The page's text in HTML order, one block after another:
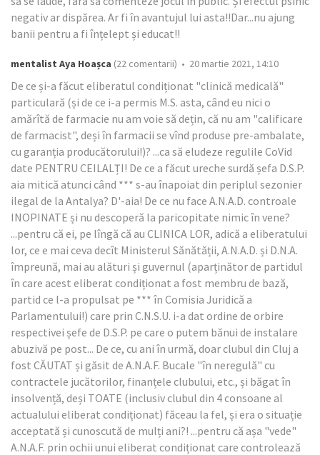
negativ ar dispărea. Ar fi în avantujul lui asta!!Dar...nu ajung
banii pentru a fi înțelept și educat!!
mentalist Aya Hoașca (22 comentarii) • 20 martie 2021, 14:10
De ce și-a făcut eliberatul condiționat "clinică medicală"
particulară (și de ce i-a permis M.S. asta, când eu nici o
amărîtă de farmacie nu am voie să dețin, că nu am "calificare
de farmacist", deși în farmacii se vînd produse pre-ambalate,
cu garanția producătorului!)? ...ca să eludeze regulile CoVid
date PENTRU CEILALȚI! De ce a făcut ureche surdă șefa D.S.P.
aia mitică atunci când *** s-au înapoiat din periplul sezonier
ilegal de la Antalya? D'-aia! De ce nu face A.N.A.D. controale
INOPINATE și nu descoperă la paricopitate nimic în vene?
...pentru că ei, pe lîngă că au CLINICA LOR, adică a eliberatului
lor, ce e mai ceva decît Ministerul Sănătății, A.N.A.D. și D.N.A.
împreună, mai au alături și guvernul (aparținător de partidul
în care acest eliberat condiționat a fost membru de bază,
partid ce l-a propulsat pe *** în Comisia Juridică a
Parlamentului!) care prin C.N.S.U. i-a dat ordine de orbire
respectivei șefe de D.S.P. pe care o putem bănui de instalare
abuzivă pe post... De ce, cu ani în urmă, doar clubul din Cluj a
fost CĂUTAT și găsit de A.N.A.F. Bucale "în neregulă" cu
contractele jucătorilor, finanțele clubului, etc., și băgat în
insolvență, deși TOATE (inclusiv clubul din 4 consoane al
actualului eliberat condiționat) făceau la fel, și era o situație
acceptată și cunoscută de mulți ani?! ...pentru că așa "vede"
A.N.A.F. prin ochii unui eliberat condiționat care controlează